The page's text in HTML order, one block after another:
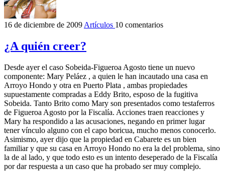
16 de diciembre de 2009 Artículos 10 comentarios
¿A quién creer?
Desde ayer el caso Sobeida-Figueroa Agosto tiene un nuevo
componente: Mary Peláez , a quien le han incautado una casa en
Arroyo Hondo y otra en Puerto Plata , ambas propiedades
supuestamente compradas a Eddy Brito, esposo de la fugitiva
Sobeida. Tanto Brito como Mary son presentados como testaferros
de Figueroa Agosto por la Fiscalía. Acciones traen reacciones y
Mary ha respondido a las acusaciones, negando en primer lugar
tener vínculo alguno con el capo boricua, mucho menos conocerlo.
Asimismo, ayer dijo que la propiedad en Cabarete es un bien
familiar y que su casa en Arroyo Hondo no era la del problema, sino
la de al lado, y que todo esto es un intento deseperado de la Fiscalía
por dar respuesta a un caso que ha probado ser muy complejo.